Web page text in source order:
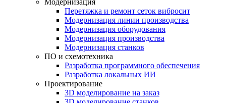
Модернизация
Перетяжка и ремонт сеток вибросит
Модернизация линии производства
Модернизация оборудования
Модернизация производства
Модернизация станков
ПО и схемотехника
Разработка программного обеспечения
Разработка локальных ИИ
Проектирование
3D моделирование на заказ